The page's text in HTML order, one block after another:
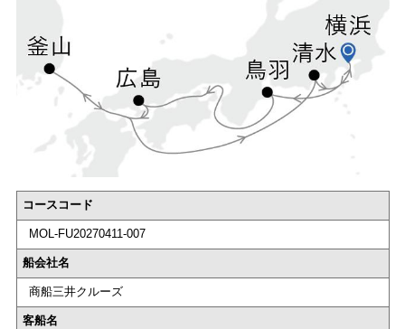
コースコード
MOL-FU20270411-007
船会社名
商船三井クルーズ
客船名